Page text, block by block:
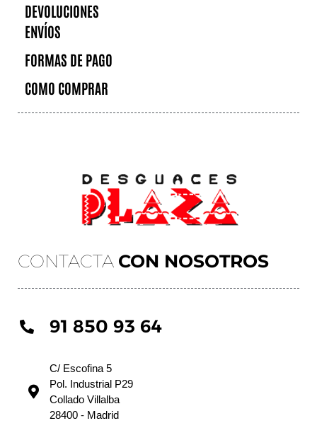
CONTACTA CON NOSOTROS
91 850 93 64
C/ Escofina 5
Pol. Industrial P29
Collado Villalba
28400 - Madrid
DEVOLUCIONES
ENVÍOS
FORMAS DE PAGO
COMO COMPRAR